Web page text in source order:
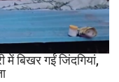
दवा
पर
FIR
में बिखर गईं जिंदगियां,